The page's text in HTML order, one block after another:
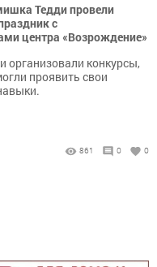
Тедди провели
с
центра «Возрождение»
организовали конкурсы,
проявить свои
861 0 0